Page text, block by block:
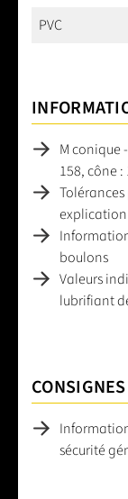
PVC
M conique
158, cône :
boulons
Valeurs
lubrifiant
sécurité